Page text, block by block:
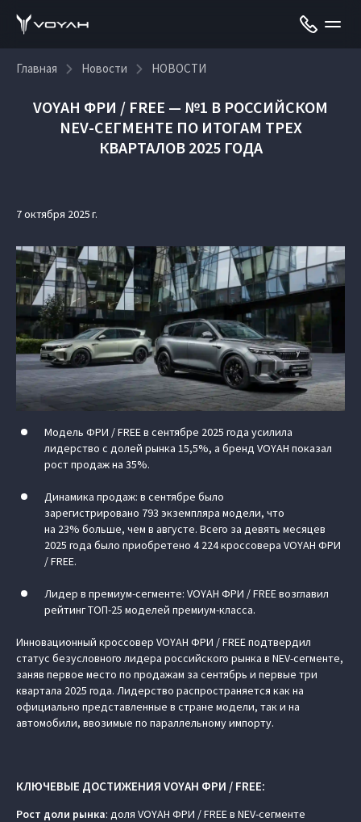
Главная Новости НОВОСТИ
VOYAH ФРИ / FREE — №1 В РОССИЙСКОМ
NEV-СЕГМЕНТЕ ПО ИТОГАМ ТРЕХ
КВАРТАЛОВ 2025 ГОДА
7 октября 2025 г.
Модель ФРИ / FREE в сентябре 2025 года усилила
лидерство с долей рынка 15,5%, а бренд VOYAH показал
рост продаж на 35%.
Динамика продаж: в сентябре было
зарегистрировано 793 экземпляра модели, что
на 23% больше, чем в августе. Всего за девять месяцев
2025 года было приобретено 4 224 кроссовера VOYAH ФРИ
/ FREE.
Лидер в премиум-сегменте: VOYAH ФРИ / FREE возглавил
рейтинг ТОП-25 моделей премиум-класса.
Инновационный кроссовер VOYAH ФРИ / FREE подтвердил
статус безусловного лидера российского рынка в NEV-сегменте,
заняв первое место по продажам за сентябрь и первые три
квартала 2025 года. Лидерство распространяется как на
официально представленные в стране модели, так и на
автомобили, ввозимые по параллельному импорту.
КЛЮЧЕВЫЕ ДОСТИЖЕНИЯ VOYAH ФРИ / FREE:
Рост доли рынка: доля VOYAH ФРИ / FREE в NEV-сегменте